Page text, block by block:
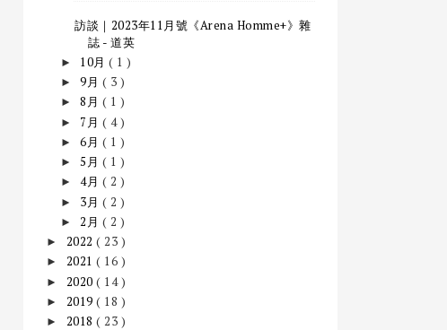
訪談｜2023年11月號《Arena Homme+》雜
誌 - 道英
► 10月( 1 )
►9月 ( 3 )
►8月 ( 1 )
► 7月 ( 4 )
►6月 ( 1 )
►5月 ( 1 )
►4月 ( 2 )
► 3月 ( 2 )
► 2月 ( 2 )
► 2022 ( 23 )
► 2021 ( 16 )
► 2020 ( 14 )
► 2019 ( 18 )
► 2018 ( 23 )